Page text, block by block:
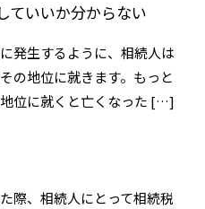
ていいか分からない
発生するように、相続人は
の地位に就きます。もっと
位に就くと亡くなった […]
際、相続人にとって相続税